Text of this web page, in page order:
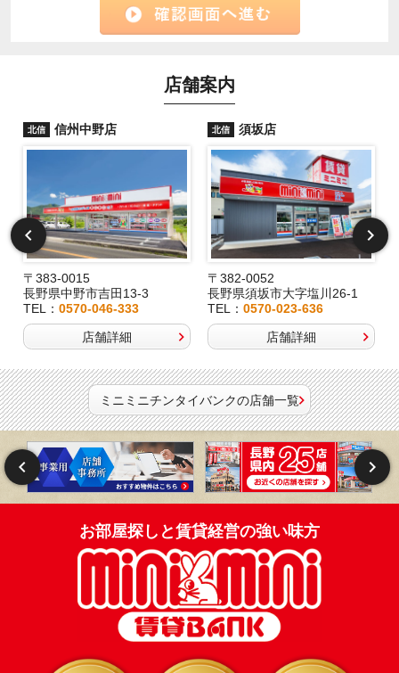
店舗案内
北信 信州中野店
〒383-0015
長野県中野市吉田13-3
TEL： 0570-046-333
店舗詳細
北信 須坂店
〒382-0052
長野県須坂市大字塩川26-1
TEL：0570-023-636
店舗詳細
ミニミニチンタイバンクの店舗一覧
お部屋探しと賃貸経営の強い味方